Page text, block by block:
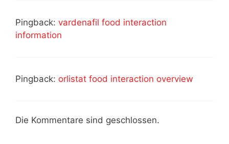
Pingback: vardenafil food interaction
information
Pingback: orlistat food interaction overview
Die Kommentare sind geschlossen.